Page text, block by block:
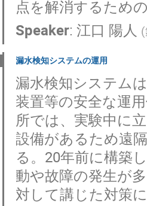
点を解消するため
Speaker:江口 陽人 (
漏水検知システムの運用
漏水検知システム
装置等の安全な運
所では、実験中に
設備があるため遠
る。20年前に構築
動や故障の発生が
対して講じた対策